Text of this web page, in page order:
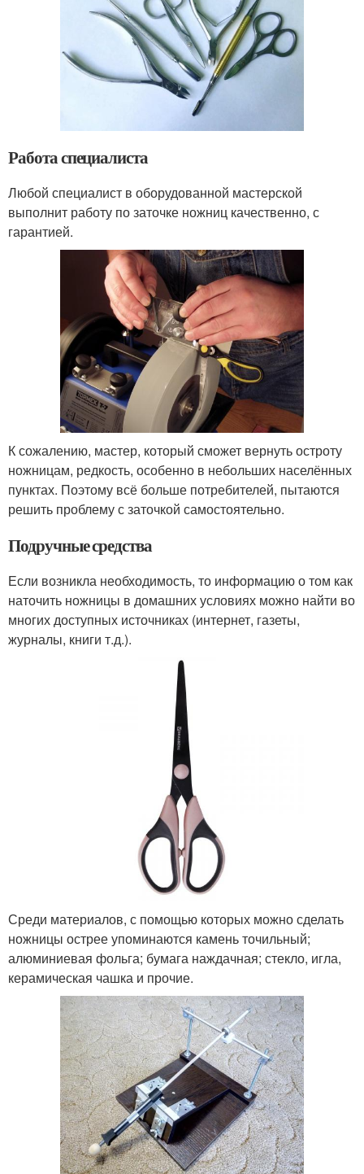
Работа специалиста
Любой специалист в оборудованной мастерской
выполнит работу по заточке ножниц качественно, с
гарантией.
К сожалению, мастер, который сможет вернуть остроту
ножницам, редкость, особенно в небольших населённых
пунктах. Поэтому всё больше потребителей, пытаются
решить проблему с заточкой самостоятельно.
Подручные средства
Если возникла необходимость, то информацию о том как
наточить ножницы в домашних условиях можно найти во
многих доступных источниках (интернет, газеты,
журналы, книги т.д.).
Среди материалов, с помощью которых можно сделать
ножницы острее упоминаются камень точильный;
алюминиевая фольга; бумага наждачная; стекло, игла,
керамическая чашка и прочие.